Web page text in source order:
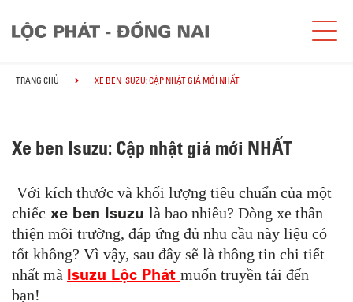
TRANG CHỦ XE BEN ISUZU: CẬP NHẬT GIÁ MỚI NHẤT
Xe ben Isuzu: Cập nhật giá mới NHẤT
Với kích thước và khối lượng tiêu chuẩn của một
chiếc xe ben Isuzu là bao nhiêu? Dòng xe thân
thiện môi trường, đáp ứng đủ nhu cầu này liệu có
tốt không? Vì vậy, sau đây sẽ là thông tin chi tiết
nhất mà Isuzu Lộc Phát muốn truyền tải đến
bạn!